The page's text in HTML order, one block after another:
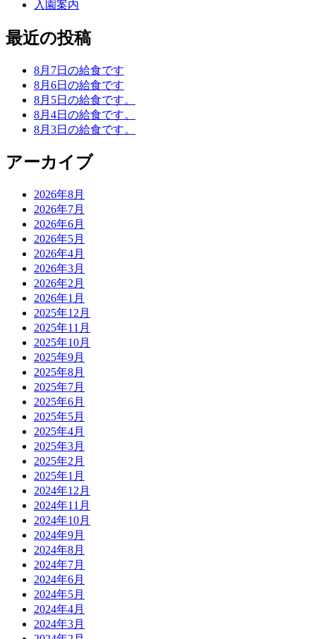
入園案内
最近の投稿
8月7日の給食です
8月6日の給食です
8月5日の給食です。
8月4日の給食です。
8月3日の給食です。
アーカイブ
2026年8月
2026年7月
2026年6月
2026年5月
2026年4月
2026年3月
2026年2月
2026年1月
2025年12月
2025年11月
2025年10月
2025年9月
2025年8月
2025年7月
2025年6月
2025年5月
2025年4月
2025年3月
2025年2月
2025年1月
2024年12月
2024年11月
2024年10月
2024年9月
2024年8月
2024年7月
2024年6月
2024年5月
2024年4月
2024年3月